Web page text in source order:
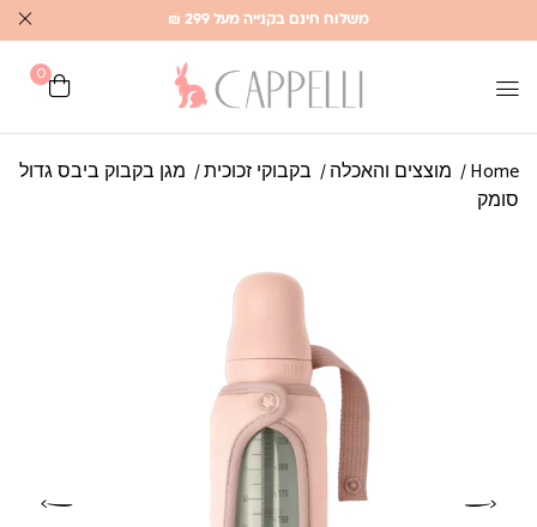
משלוח חינם בקנייה מעל 299 ₪
0
Home מוצצים והאכלה בקבוקי זכוכית מגן בקבוק ביבס גדול
סומק